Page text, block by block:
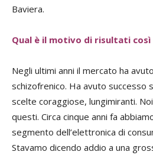
Baviera.
Qual è il motivo di risultati
Negli ultimi anni il mercato ha
schizofrenico. Ha avuto successo
scelte coraggiose, lungimiranti.
questi. Circa cinque anni fa
segmento dell’elettronica di
Stavamo dicendo addio a una